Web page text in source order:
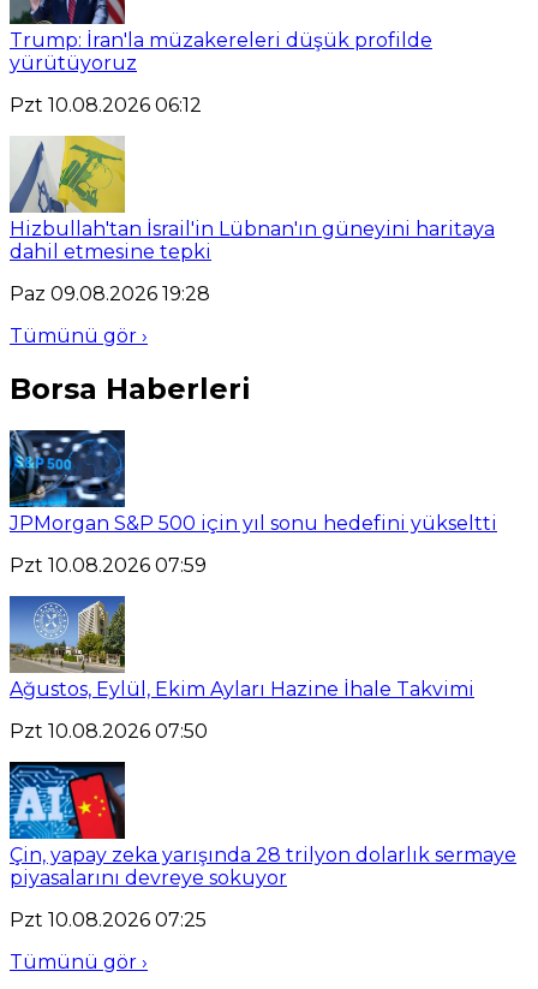
Trump: İran'la müzakereleri düşük profilde
yürütüyoruz
Pzt 10.08.2026 06:12
Hizbullah'tan İsrail'in Lübnan'ın güneyini haritaya
dahil etmesine tepki
Paz 09.08.2026 19:28
Tümünü gör ›
Borsa Haberleri
JPMorgan S&P 500 için yıl sonu hedefini yükseltti
Pzt 10.08.2026 07:59
Ağustos, Eylül, Ekim Ayları Hazine İhale Takvimi
Pzt 10.08.2026 07:50
Çin, yapay zeka yarışında 28 trilyon dolarlık sermaye
piyasalarını devreye sokuyor
Pzt 10.08.2026 07:25
Tümünü gör ›